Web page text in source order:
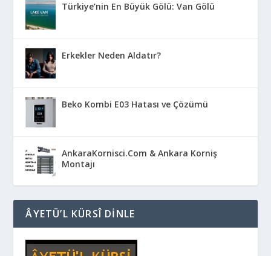
Türkiye’nin En Büyük Gölü: Van Gölü
Erkekler Neden Aldatır?
Beko Kombi E03 Hatası ve Çözümü
AnkaraKornisci.Com & Ankara Korniş
Montajı
ÂYETÜ’L KÜRSÎ DINLE